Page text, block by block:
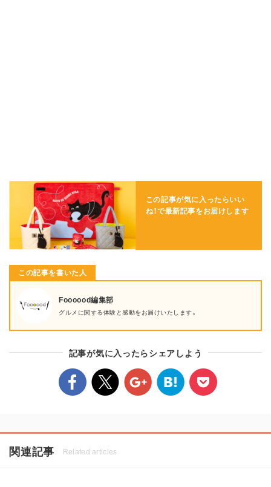
この記事が気に入ったらいい
ね！で最新記事をお届けします
この記事を書いた人
Foooood編集部
グルメに関する体験と感動をお届けいたします。
記事が気に入ったらシェアしよう
関連記事 Related articles